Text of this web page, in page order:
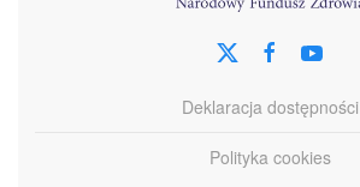
Deklaracja dostępności
Polityka cookies